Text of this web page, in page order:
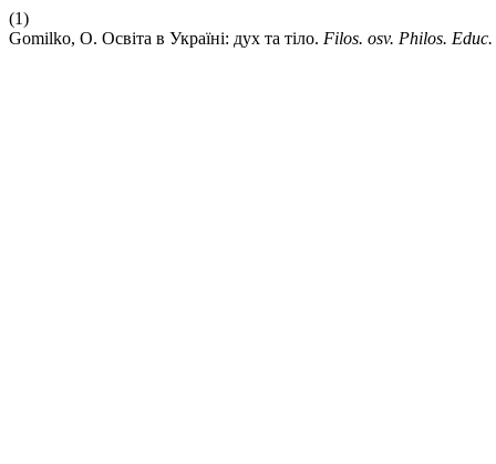
(1)
Gomilko, O. Освіта в Україні: дух та тіло. Filos. osv. Philos. Educ.